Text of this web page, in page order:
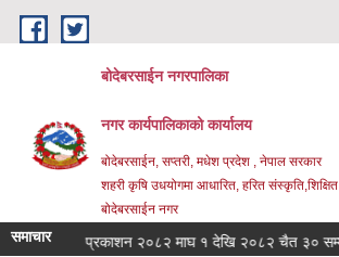
Skip to main content
बोदेबरसाईन नगरपालिका
नगर कार्यपालिकाको कार्यालय
बोदेबरसाईन, सप्तरी, मधेश प्रदेश , नेपाल सरकार
शहरी कृषि उधयोगमा आधारित, हरित संस्कृति,शिक्षित
बोदेबरसाईन नगर
समाचारस्वतः प्रकाशन २०८२ माघ १ देखि २०८२ चैत ३० सम्म